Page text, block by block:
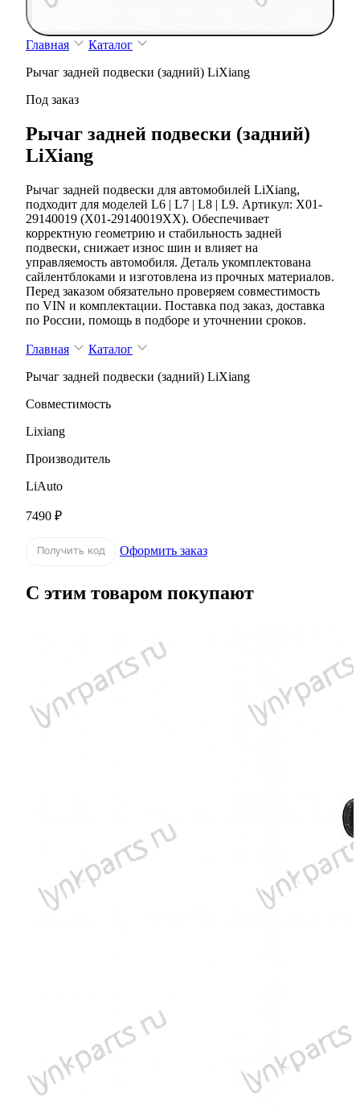
Главная
Каталог
Рычаг задней подвески (задний) LiXiang
Под заказ
Рычаг задней подвески (задний)
LiXiang
Рычаг задней подвески для автомобилей LiXiang,
подходит для моделей L6 | L7 | L8 | L9. Артикул: X01-
29140019 (X01-29140019XX). Обеспечивает
корректную геометрию и стабильность задней
подвески, снижает износ шин и влияет на
управляемость автомобиля. Деталь укомплектована
сайлентблоками и изготовлена из прочных материалов.
Перед заказом обязательно проверяем совместимость
по VIN и комплектации. Поставка под заказ, доставка
по России, помощь в подборе и уточнении сроков.
Главная
Каталог
Рычаг задней подвески (задний) LiXiang
Совместимость
Lixiang
Производитель
LiAuto
7490 ₽
Получить код Оформить заказ
С этим товаром покупают